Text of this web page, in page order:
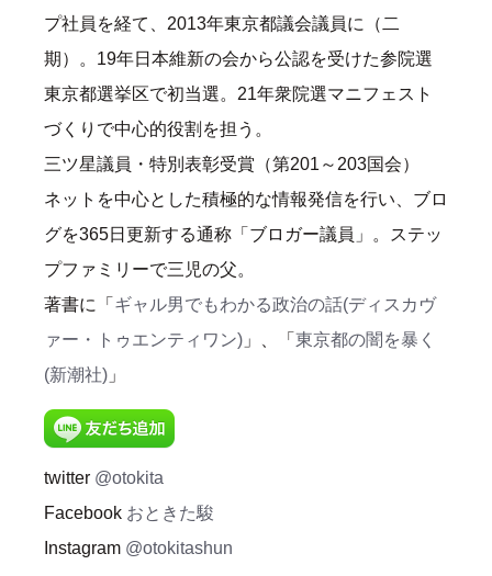
プ社員を経て、2013年東京都議会議員に（二
期）。19年日本維新の会から公認を受けた参院選
東京都選挙区で初当選。21年衆院選マニフェスト
づくりで中心的役割を担う。
三ツ星議員・特別表彰受賞（第201～203国会）
ネットを中心とした積極的な情報発信を行い、ブロ
グを365日更新する通称「ブロガー議員」。ステッ
プファミリーで三児の父。
著書に「 ギャル男でもわかる政治の話(ディスカヴ
ァー・トゥエンティワン) 」、「 東京都の闇を暴く
(新潮社) 」
twitter @otokita
Facebook おときた駿
Instagram @otokitashun